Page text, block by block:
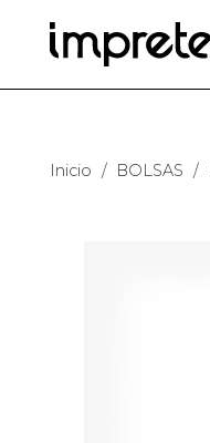
Inicio / BOLSAS /